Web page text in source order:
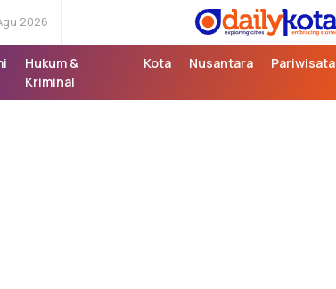
2026
Daily Kota
exploring cities,
embracing stories
Hukum &
Kriminal
Kota Nusantara Pariwisata